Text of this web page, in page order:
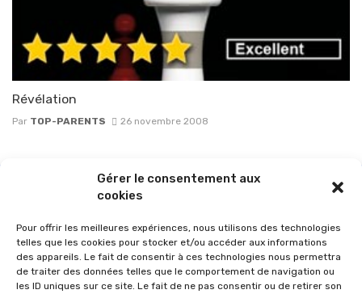
Gérer le consentement aux
cookies
Pour offrir les meilleures expériences, nous utilisons des technologies
telles que les cookies pour stocker et/ou accéder aux informations
des appareils. Le fait de consentir à ces technologies nous permettra
de traiter des données telles que le comportement de navigation ou
les ID uniques sur ce site. Le fait de ne pas consentir ou de retirer son
Révélation
Par TOP-PARENTS 26 novembre 2008